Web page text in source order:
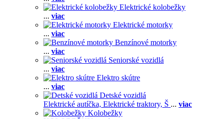
Elektrické kolobežky
... viac
Elektrické motorky
... viac
Benzínové motorky
... viac
Seniorské vozidlá
... viac
Elektro skútre
... viac
Detské vozidlá
Elektrické autíčka, Elektrické traktory, Š ... viac
Kolobežky